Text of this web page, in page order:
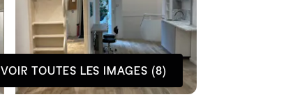
VOIR TOUTES LES IMAGES (8)